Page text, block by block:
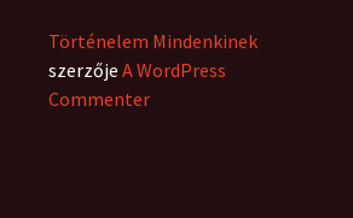
Történelem Mindenkinek
szerzője A WordPress
Commenter